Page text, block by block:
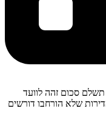
שנה שכל דירה תשלם סכום זהה לוועד
שלא הורחבו דורשים